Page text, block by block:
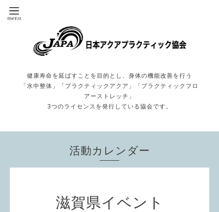
健康寿命を延ばすことを目的とし、身体の機能改善を行う
「水中整体」「プラクティックアクア」「プラクティックフロ
アーストレッチ」
3つのライセンスを発行している協会です。
活動カレンダー
滋賀県イベント